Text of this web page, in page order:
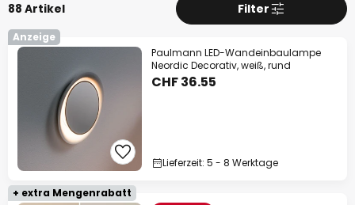
88 Artikel Filter
Anzeige
Paulmann LED-Wandeinbaulampe
Neordic Decorativ, weiß, rund
CHF 36.55
Lieferzeit: 5 - 8 Werktage
+ extra Mengenrabatt